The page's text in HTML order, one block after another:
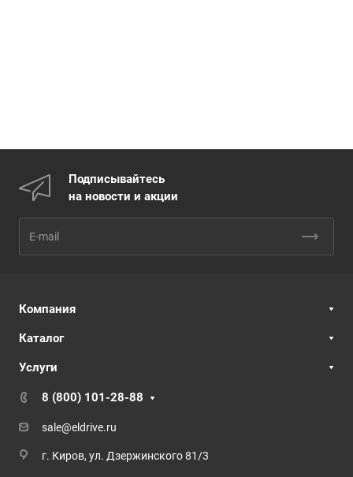
Подписывайтесь
на новости и акции
Компания
Каталог
Услуги
8 (800) 101-28-88
sale@eldrive.ru
г. Киров, ул. Дзержинского 81/3